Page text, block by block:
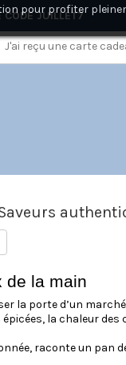
CODEJUILLET7
J'ai reçu une carte
pour profiter
de la main
la porte d’un
la chaleur
raconte un pan